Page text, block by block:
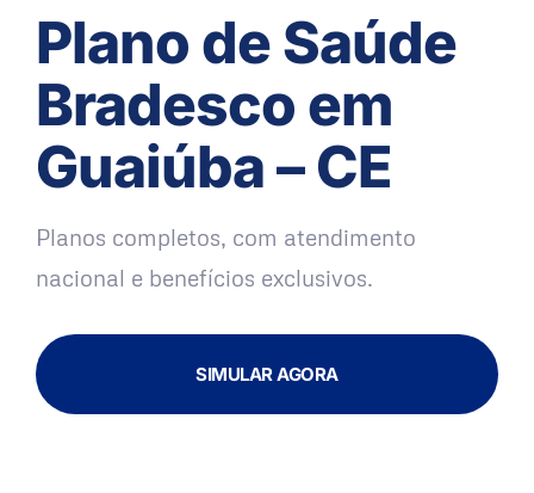
Plano de Saúde
Bradesco em
Guaiúba – CE
Planos completos, com atendimento
nacional e benefícios exclusivos.
SIMULAR AGORA